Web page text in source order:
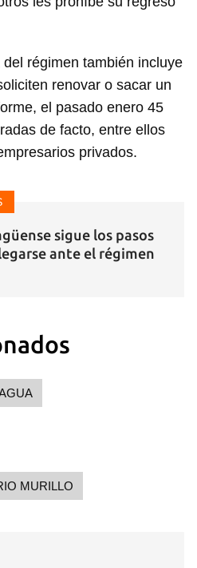
favorito, primero has de
de 14ymedio.
CANCELAR
régimen también incluye
renovar o sacar un
el pasado enero 45
de facto, entre ellos
privados.
sigue los pasos
ante el régimen
MURILLO